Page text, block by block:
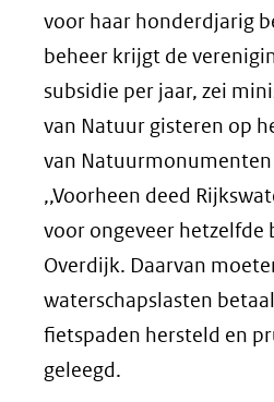
voor haar honderdjarig
beheer krijgt de
subsidie per jaar, zei
van Natuur gisteren op
van
,,Voorheen deed
voor ongeveer hetzelfde
Overdijk. Daarvan
waterschapslasten
fietspaden hersteld en
geleegd.